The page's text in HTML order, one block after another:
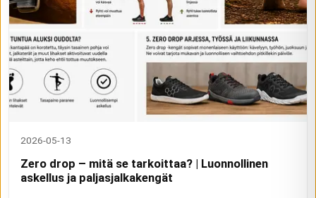
2026-05-13
Zero drop – mitä se tarkoittaa? | Luonnollinen
askellus ja paljasjalkakengät